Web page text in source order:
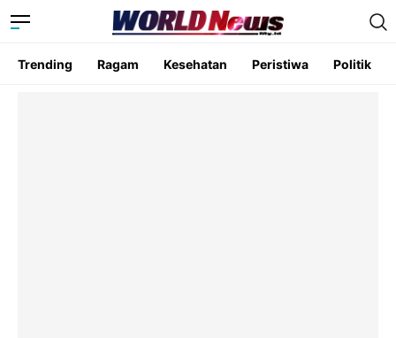
Trending Ragam Kesehatan Peristiwa Politik